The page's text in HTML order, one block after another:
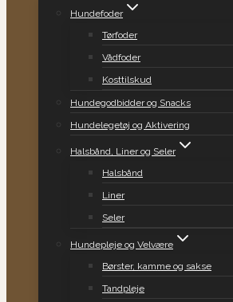
Hundefoder
Tørfoder
Vådfoder
Kosttilskud
Hundegodbidder og Snacks
Hundelegetøj og Aktivering
Halsbånd, Liner og Seler
Halsbånd
Liner
Seler
Hundepleje og Velvære
Børster, kamme og sakse
Tandpleje